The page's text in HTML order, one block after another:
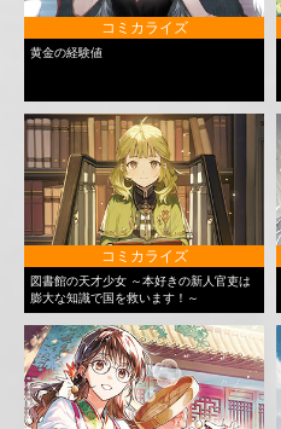
コミカライズ
黄金の経験値
コミカライズ
図書館の天才少女 ～本好きの新人官吏は
膨大な知識で国を救います！～